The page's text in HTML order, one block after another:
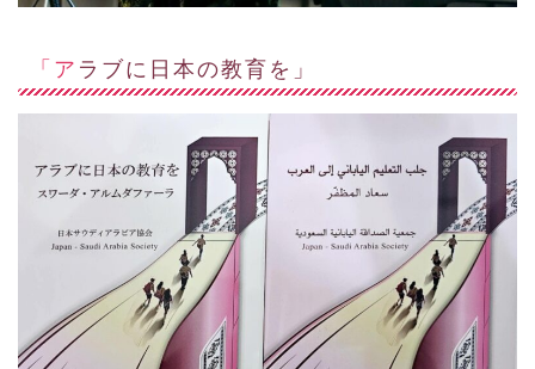
「アラブに日本の教育を」